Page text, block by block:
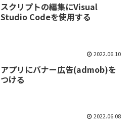
スクリプトの編集にVisual
Studio Codeを使用する
2022.06.10
アプリにバナー広告(admob)を
つける
2022.06.08